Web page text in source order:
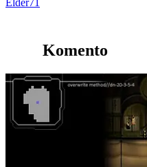
Elder71
Komento